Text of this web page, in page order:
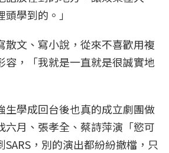
學到的。」
散文、寫小說，從來不喜歡用複
容，「我就是一直就是很誠實地
生學成回台後也真的成立劇團做
六月、張孝全、蔡詩萍演「慾可
，別的演出都紛紛撤檔，只